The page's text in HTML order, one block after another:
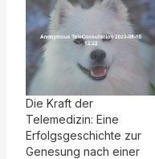
Die Kraft der
Telemedizin: Eine
Erfolgsgeschichte zur
Genesung nach einer